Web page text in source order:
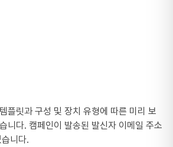
플릿과 구성 및 장치 유형에 따른 미리 보
니다. 캠페인이 발송된 발신자 이메일 주소
니다.